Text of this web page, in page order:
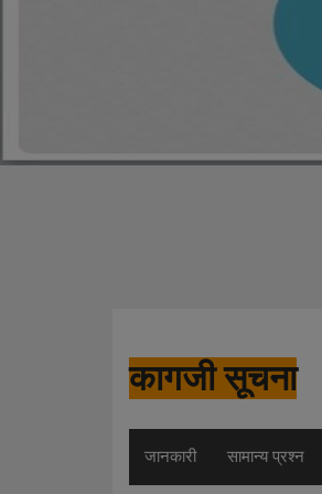
कागजी सूचना
जानकारी सामान्य प्रश्न